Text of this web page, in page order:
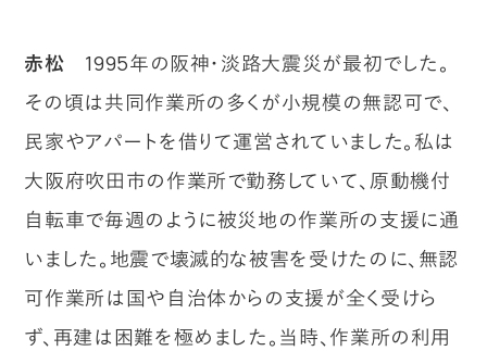
赤松 1995年の阪神・淡路大震災が最初でした。
その頃は共同作業所の多くが小規模の無認可で、
民家やアパートを借りて運営されていました。私は
大阪府吹田市の作業所で勤務していて、原動機付
自転車で毎週のように被災地の作業所の支援に通
いました。地震で壊滅的な被害を受けたのに、無認
可作業所は国や自治体からの支援が全く受けら
ず、再建は困難を極めました。当時、作業所の利用